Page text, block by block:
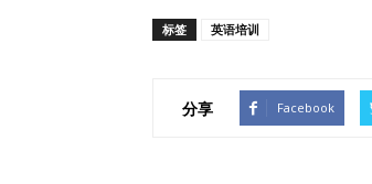
标签 英语培训
分享 Facebook